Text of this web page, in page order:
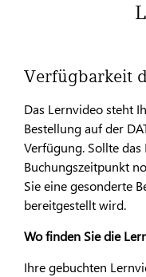
Verfügbarkeit
Das Lernvideo steht
Bestellung auf der
Verfügung. Sollte
Buchungszeitpunkt
Sie eine gesonderte
bereitgestellt wird.
Wo finden Sie die
Ihre gebuchten